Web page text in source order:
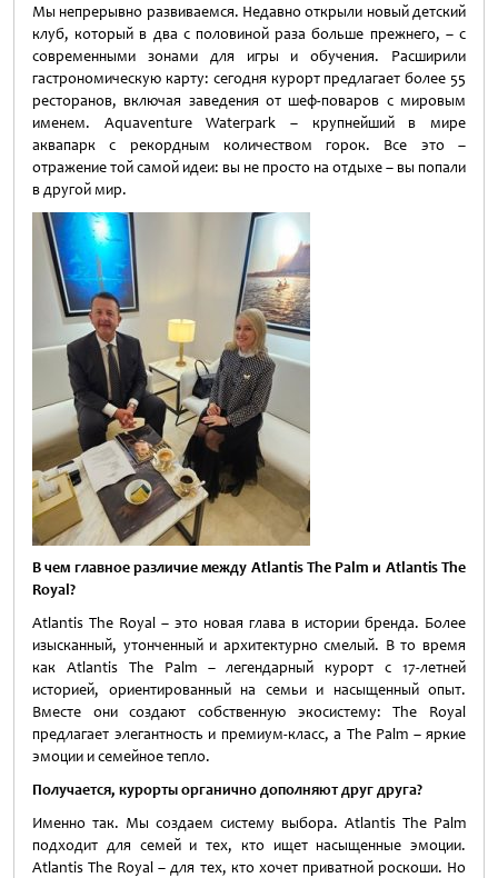
Мы непрерывно развиваемся. Недавно открыли новый детский
клуб, который в два с половиной раза больше прежнего, – с
современными зонами для игры и обучения. Расширили
гастрономическую карту: сегодня курорт предлагает более 55
ресторанов, включая заведения от шеф-поваров с мировым
именем. Aquaventure Waterpark – крупнейший в мире
аквапарк с рекордным количеством горок. Все это –
отражение той самой идеи: вы не просто на отдыхе – вы попали
в другой мир.
В чем главное различие между AtlantisThePalm и AtlantisThe
Royal?
Atlantis The Royal – это новая глава в истории бренда. Более
изысканный, утонченный и архитектурно смелый. В то время
как Atlantis The Palm – легендарный курорт с 17-летней
историей, ориентированный на семьи и насыщенный опыт.
Вместе они создают собственную экосистему: The Royal
предлагает элегантность и премиум-класс, а The Palm – яркие
эмоции и семейное тепло.
Получается, курорты органично дополняют друг друга?
Именно так. Мы создаем систему выбора. Atlantis The Palm
подходит для семей и тех, кто ищет насыщенные эмоции.
Atlantis The Royal – для тех, кто хочет приватной роскоши. Но